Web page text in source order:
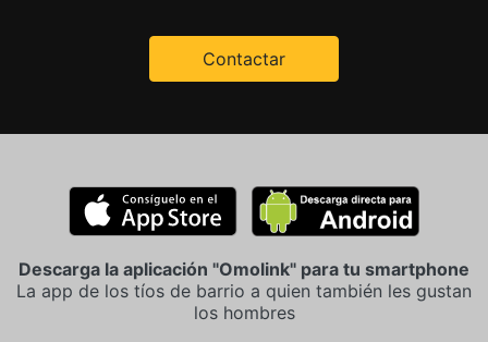
Contactar
Descarga la aplicación "Omolink" para tu smartphone
La app de los tíos de barrio a quien también les gustan
los hombres